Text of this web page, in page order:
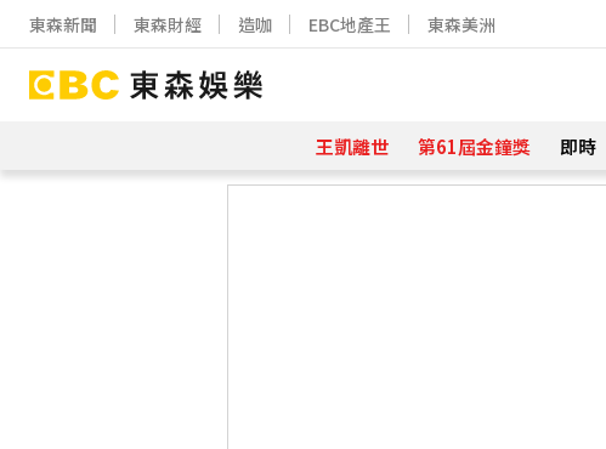
東森新聞 東森財經 造咖 EBC地產王 東森美洲
王凱離世 第61屆金鐘獎 即時